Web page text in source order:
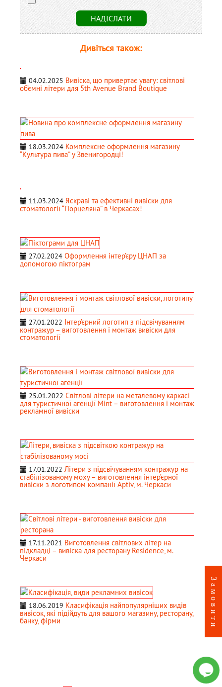
Дивіться також:
04.02.2025 Вивіска, що привертає увагу: світлові
об’ємні літери для 5th Avenue Brand Boutique
18.03.2024 Комплексне оформлення магазину
“Культура пива” у Звенигородці!
11.03.2024 Яскраві та ефективні вивіски для
стоматології “Порцеляна” в Черкасах!
27.02.2024 Оформлення інтер’єру ЦНАП за
допомогою піктограм
27.01.2022 Інтер’єрний логотип з підсвічуванням
контражур – виготовлення і монтаж вивіски для
стоматології
25.01.2022 Світлові літери на металевому каркасі
для туристичної агенції Mint – виготовлення і монтаж
рекламної вивіски
17.01.2022 Літери з підсвічуванням контражур на
стабілізованому моху – виготовлення інтер’єрної
вивіски з логотипом компанії Aptiv, м. Черкаси
17.11.2021 Виготовлення світлових літер на
підкладці – вивіска для ресторану Residence, м.
Черкаси
18.06.2019 Класифікація найпопулярніших видів
вивісок, які підійдуть для вашого магазину, ресторану,
банку, фірми